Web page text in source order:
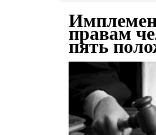
правам
пять